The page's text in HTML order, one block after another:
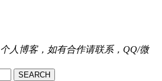
个人博客，如有合作请联系，QQ/微
SEARCH